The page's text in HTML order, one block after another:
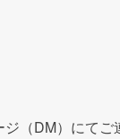
ジ（DM）にてご